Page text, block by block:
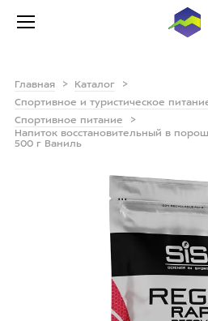
Главная
Каталог
Спортивное и туристическое
Спортивное питание
Напиток восстановительный в
500 г Ваниль